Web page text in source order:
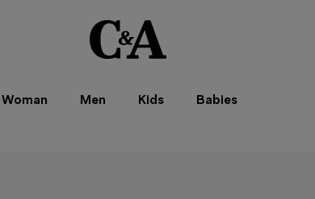
Woman Men Kids Babies